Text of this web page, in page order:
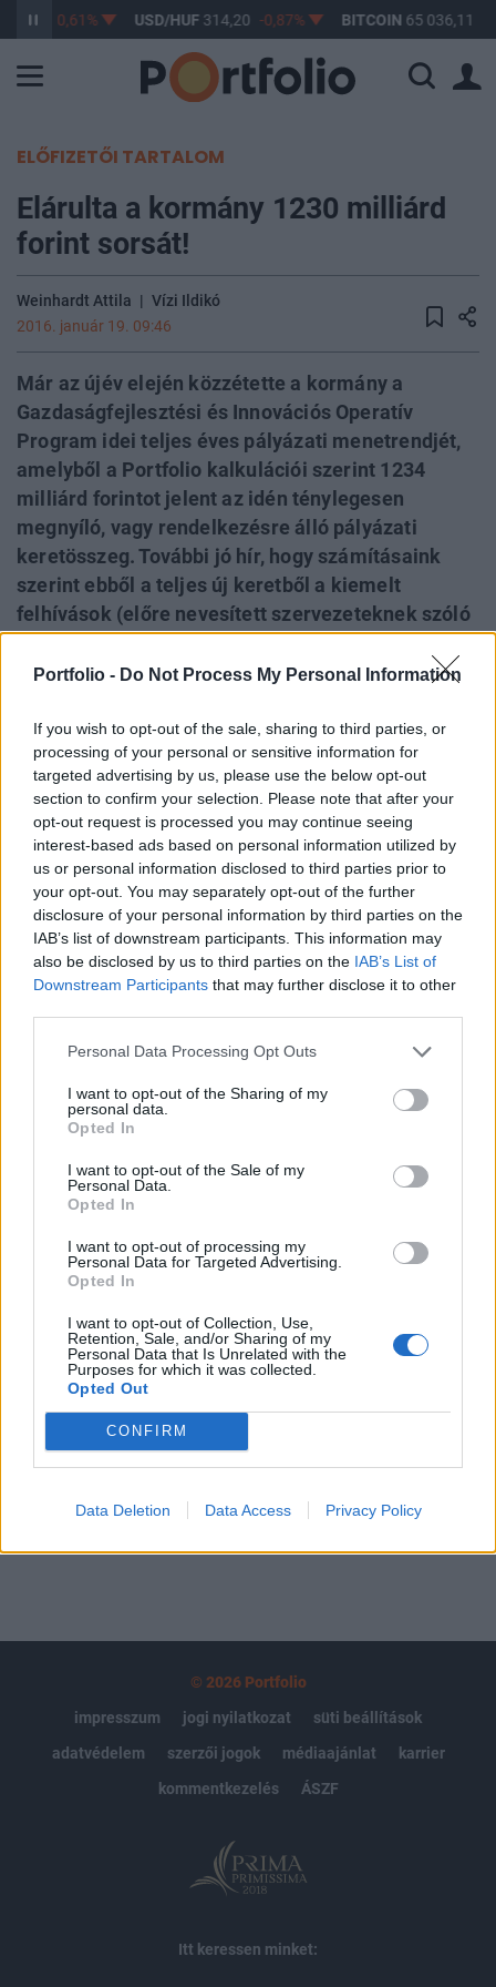
Portfolio - Do Not Process My Personal Information
If you wish to opt-out of the sale, sharing to third parties, or
processing of your personal or sensitive information for
targeted advertising by us, please use the below opt-out
section to confirm your selection. Please note that after your
opt-out request is processed you may continue seeing
interest-based ads based on personal information utilized by
us or personal information disclosed to third parties prior to
your opt-out. You may separately opt-out of the further
disclosure of your personal information by third parties on the
IAB’s list of downstream participants. This information may
also be disclosed by us to third parties on the IAB’s List of
Downstream Participants that may further disclose it to other
Personal Data Processing Opt Outs
I want to opt-out of the Sharing of my
personal data.
Opted In
I want to opt-out of the Sale of my
Personal Data.
Opted In
I want to opt-out of processing my
Personal Data for Targeted Advertising.
Opted In
I want to opt-out of Collection, Use,
Retention, Sale, and/or Sharing of my
Personal Data that Is Unrelated with the
Purposes for which it was collected.
Opted Out
CONFIRM
Data Deletion Data Access Privacy Policy
-0,61% USD/HUF314,20 -0,87% BITCOIN65 036,11
ELŐFIZETŐI TARTALOM
Elárulta a kormány 1230 milliárd
forint sorsát!
Weinhardt Attila | Vízi Ildikó
2016. január 19. 09:46
Már az újév elején közzétette a kormány a
Gazdaságfejlesztési és Innovációs Operatív
Program idei teljes éves pályázati menetrendjét,
amelyből a Portfolio kalkulációi szerint 1234
milliárd forintot jelent az idén ténylegesen
megnyíló, vagy rendelkezésre álló pályázati
keretösszeg. További jó hír, hogy számításaink
szerint ebből a teljes új keretből a kiemelt
felhívások (előre nevesített szervezeteknek szóló
forint, azaz a többi pénz megszerzésére elvileg
pályázati összegek (összesen 655 milliárd) a
GINOP nyolcas prioritásába tartozó pénzügyi
eszközöknél látszanak, ami érthető, hiszen ilyen
pályázatok a forráselosztási rendszer felállásának
időigénye miatt eddig még nem jelentek meg az új
ciklusban.
Két fontos változás az éves menetrendnélMiután Lázár
János, a Miniszterelnökség vezetője múlt csütörtökön
bejelentette, hogy idén 2048 milliárd forintban rögzítette a
nagy Operatív Program idei teljes évi pályázati
A keresett cikk a portfolio.hu hírarchívumához
regisztrációhoz kötött.
Az előfizetés a következőket tartalmazza:
Portfolio.hu teljes cikkarchívum
Kötéslisták: BÉT elmúlt 2 év napon belüli
kötéslistái
MÁR ELŐFIZETŐNK VAGY?BEJELENTKEZÉS
© 2026 Portfolio
impresszum
jogi nyilatkozat
süti beállítások
adatvédelem
szerzői jogok médiaajánlat
karrier
kommentkezelés
ÁSZF
Itt keressen minket: